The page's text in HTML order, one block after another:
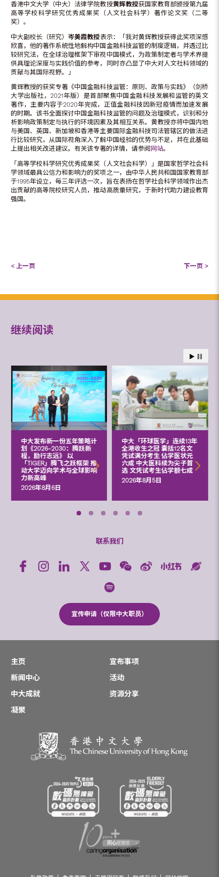
香港中文大学（中大）法律学院教授黄辉教授获国家教育部颁授第九届
高等学校科学研究优秀成果奖（人文社会科学）著作论文奖（二等
奖）。
中大副校长（研究）岑美霞教授表示：「我对黄辉教授获得此奖项深感
欣喜，他的著作系统性地解构中国金融科技监管的制度逻辑，并透过比
较研究法，在全球治理框架下审视中国模式，为政策制定者与学术界提
供具理论深度与实践价值的参考，同时亦凸显了中大对人文社科领域的
贡献与其国际视野。」
黄辉教授的获奖专著《中国金融科技监管：原则、政策与实践》（剑桥
大学出版社，2021年版）是首部聚焦中国金融科技发展和监管的英文
著作，主要内容于2020年完成，正值金融科技因新冠疫情而加速发展
的时期。该书全面探讨中国金融科技监管的问题及治理模式，识别和分
析影响政策制定与执行的环境因素及其相互关系。黄教授亦将中国内地
与美国、英国、新加坡和香港等主要国际金融科技司法管辖区的做法进
行比较研究，从国际视角深入了解中国经验的优势与不足，并在此基础
上提出相关改进建议。有关该专著的详情，请参阅 网站。
「高等学校科学研究优秀成果奖（人文社会科学）」是国家哲学社会科
学领域最具公信力和影响力的奖项之一，由中华人民共和国国家教育部
于1995年设立，每三年评选一次，旨在表扬在哲学社会科学领域作出杰
出贡献的高等院校研究人员，推动高质量研究，于新时代助力建设教育
强国。
< 上一页 下一页 >
继续阅读
中大发布新一份五年策略计
划《2026‒2030：腾跃新
程，励行志远》 以
「TIGER」腾飞之跃框架 推
动大学迈向学术与全球影响
力新高峰
2026年8月6日
中大「环球医学」连续13年
全港收生之冠 囊括12名文
凭试满分考生 佔学医状元
六成 中大医科续为尖子首
选 文凭试考生佔学额七成
2026年8月5日
联系我们
宣传申请（仅限中大职员）
主页
宣布事项
新闻中心
活动
中大成就
资源分享
凝聚